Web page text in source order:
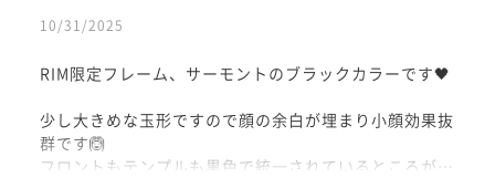
10/31/2025
RIM限定フレーム、サーモントのブラックカラーです🖤
少し大きめな玉形ですので顔の余白が埋まり小顔効果抜
群です🙆
フロントもテンプルも黒色で統一されているところがお